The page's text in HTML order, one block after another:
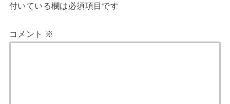
付いている欄は必須項目です
コメント ※